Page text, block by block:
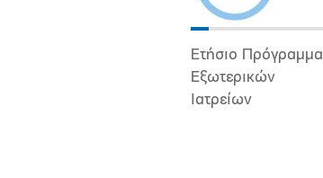
Ετήσιο Πρόγραμμα
Εξωτερικών
Ιατρείων